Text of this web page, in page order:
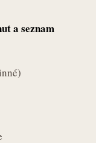
a seznam